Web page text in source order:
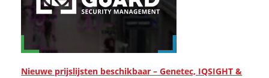
Nieuwe prijslijsten beschikbaar – Genetec, IQSIGHT &